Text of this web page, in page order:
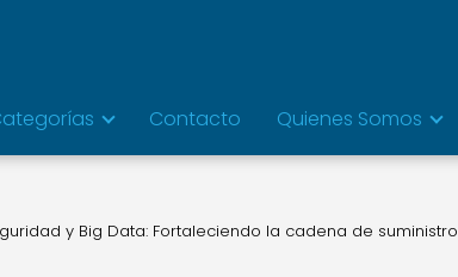
Contacto Quienes Somos
y Big Data: Fortaleciendo la cadena de suministro